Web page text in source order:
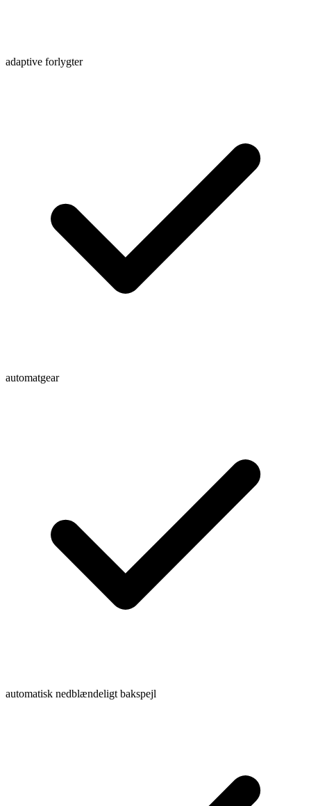
adaptive forlygter
automatgear
automatisk nedblændeligt bakspejl